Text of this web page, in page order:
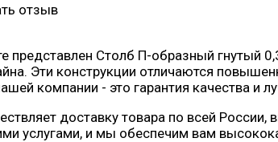
отзыв
представлен Столб П-образный гнутый
Эти конструкции отличаются
компании - это гарантия качества и
доставку товара по всей
услугами, и мы обеспечим вам